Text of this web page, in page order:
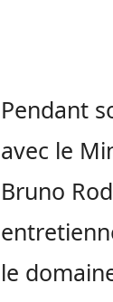
Pendant
avec le
Bruno
le